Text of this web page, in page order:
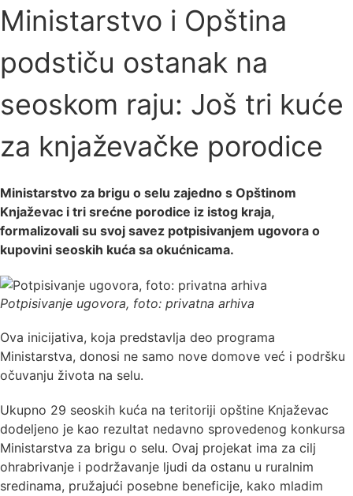
Ministarstvo i Opština
podstiču ostanak na
seoskom raju: Još tri kuće
za knjaževačke porodice
Ministarstvo za brigu o selu zajedno s Opštinom
Knjaževac i tri srećne porodice iz istog kraja,
formalizovali su svoj savez potpisivanjem ugovora o
kupovini seoskih kuća sa okućnicama.
Potpisivanje ugovora, foto: privatna arhiva
Ova inicijativa, koja predstavlja deo programa
Ministarstva, donosi ne samo nove domove već i podršku
očuvanju života na selu.
Ukupno 29 seoskih kuća na teritoriji opštine Knjaževac
dodeljeno je kao rezultat nedavno sprovedenog konkursa
Ministarstva za brigu o selu. Ovaj projekat ima za cilj
ohrabrivanje i podržavanje ljudi da ostanu u ruralnim
sredinama, pružajući posebne beneficije, kako mladim